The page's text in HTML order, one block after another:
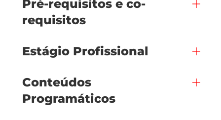
Pré-requisitos e co-
requisitos
Estágio Profissional
Conteúdos
Programáticos